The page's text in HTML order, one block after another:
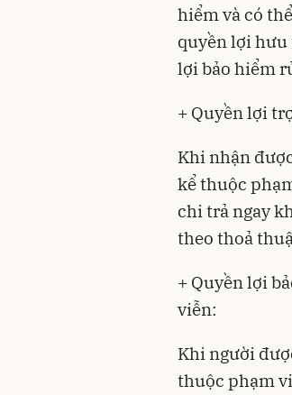
hiểm và có
quyền lợi hưu
lợi bảo hiểm
+ Quyền lợi
Khi nhận
kể thuộc
chi trả ngay
theo thoả
+ Quyền lợi
viễn:
Khi người
thuộc phạm